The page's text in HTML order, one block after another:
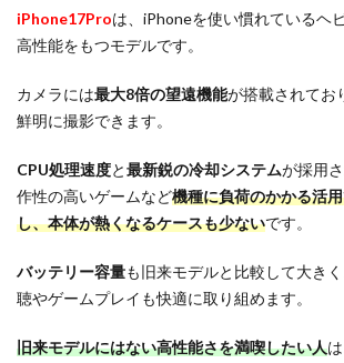
iPhone17Proは、iPhoneを使い慣れているヘ
高性能をもつモデルです。
カメラには最大8倍の望遠機能が搭載されてお
鮮明に撮影できます。
CPU処理速度と最新鋭の冷却システムが採用
作性の高いゲームなど機種に負荷のかかる活
し、本体が熱くなるケースも少ないです。
バッテリー容量も旧来モデルと比較して大き
聴やゲームプレイも快適に取り組めます。
旧来モデルにはない高性能さを満喫したい人